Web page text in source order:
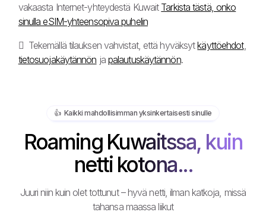
vakaasta Internet-yhteydestä Kuwait Tarkista tästä, onko
sinulla eSIM-yhteensopiva puhelin
Tekemällä tilauksen vahvistat, että hyväksytkäyttöehdot,
tietosuojakäytännön ja palautuskäytännön.
👍️ Kaikki mahdollisimman yksinkertaisesti sinulle
Roaming Kuwaitssa, kuin
netti kotona...
Juuri niin kuin olet tottunut – hyvä netti, ilman katkoja, missä
tahansa maassa liikut